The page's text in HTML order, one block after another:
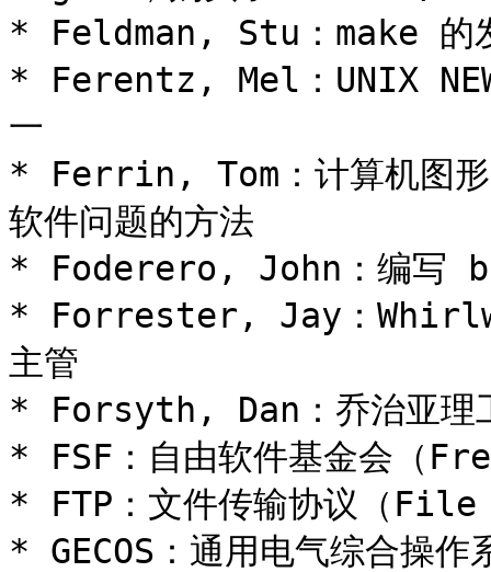
* Feldman, Stu：make 的
* Ferentz, Mel：UNIX
一
* Ferrin, Tom：计算机图形
软件问题的方法
* Foderero, John：编
* Forrester, Jay：
主管
* Forsyth, Dan：乔治亚理
* FSF：自由软件基金会（
* FTP：文件传输协议（
* GECOS：通用电气综合操作